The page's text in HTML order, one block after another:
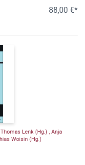
88,00 €*
Thomas Lenk (Hg.) Anja
Woisin (Hg.)